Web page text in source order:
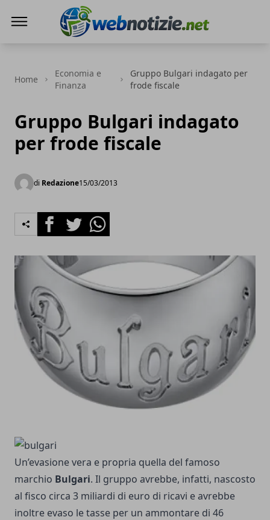
Home
Economia e
Finanza
Gruppo Bulgari indagato per
frode fiscale
Gruppo Bulgari indagato
per frode fiscale
di Redazione15/03/2013
FacebookTwitterWhatsapp
Un’evasione vera e propria quella del famoso
marchio Bulgari. Il gruppo avrebbe, infatti, nascosto
al fisco circa 3 miliardi di euro di ricavi e avrebbe
inoltre evaso le tasse per un ammontare di 46